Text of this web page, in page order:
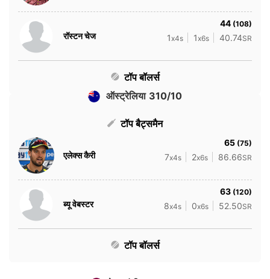
रॉस्टन चेज
44 (108)
1x4s 1x6s 40.74SR
टॉप बॉलर्स
ऑस्ट्रेलिया 310/10
टॉप बैट्समैन
एलेक्स कैरी
65 (75)
7x4s 2x6s 86.66SR
ब्यू वेबस्टर
63 (120)
8x4s 0x6s 52.50SR
टॉप बॉलर्स